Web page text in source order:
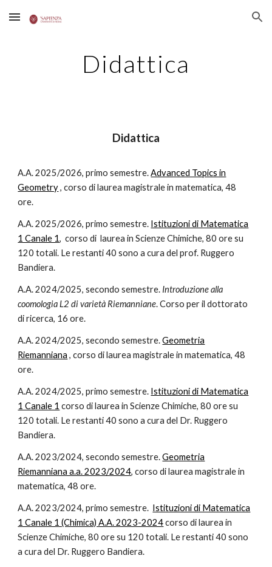
Skip to main content Skip to navigation
Didattica
Didattica
A.A. 2025/2026, primo semestre.Advanced Topics in
Geometry, corso di laurea magistrale in matematica, 48
ore.
A.A. 2025/2026, primo semestre. Istituzioni di Matematica
1 Canale 1, corso di laurea in Scienze Chimiche, 80 ore su
120 totali. Le restanti 40 sono a cura del prof. Ruggero
Bandiera.
A.A. 2024/2025, secondo semestre. Introduzione alla
coomologia L2 di varietà Riemanniane. Corso per il dottorato
di ricerca, 16 ore.
A.A. 2024/2025, secondo semestre.Geometria
Riemanniana , corso di laurea magistrale in matematica, 48
ore.
A.A. 2024/2025, primo semestre. Istituzioni di Matematica
1 Canale 1 corso di laurea in Scienze Chimiche, 80 ore su
120 totali. Le restanti 40 sono a cura del Dr. Ruggero
Bandiera.
A.A. 2023/2024, secondo semestre.Geometria
Riemanniana a.a. 2023/2024, corso di laurea magistrale in
matematica, 48 ore.
A.A. 2023/2024, primo semestre. Istituzioni di Matematica
1 Canale 1 (Chimica) A.A. 2023-2024 corso di laurea in
Scienze Chimiche, 80 ore su 120 totali. Le restanti 40 sono
a cura del Dr. Ruggero Bandiera.